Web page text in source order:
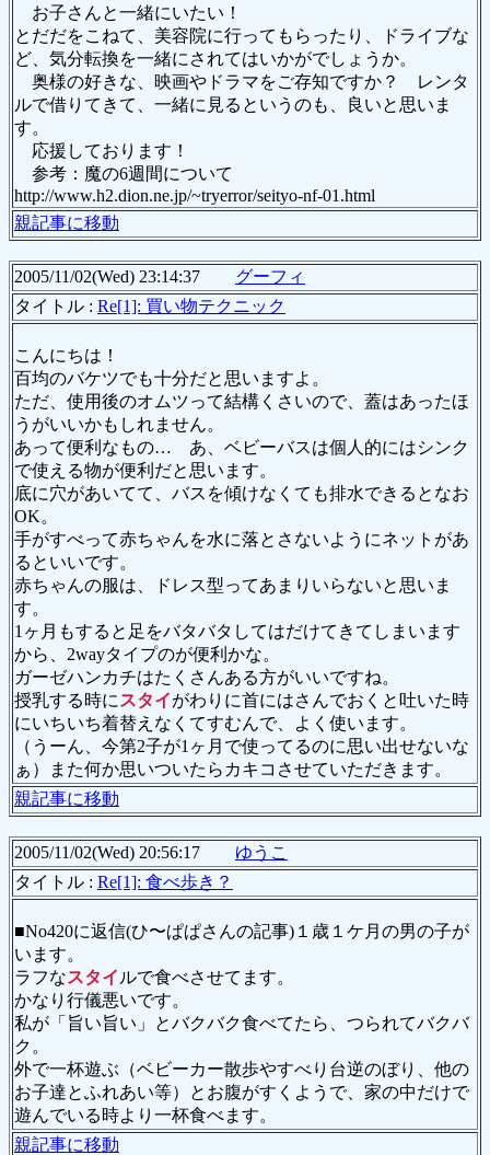
お子さんと一緒にいたい！
とだだをこねて、美容院に行ってもらったり、ドライブな
ど、気分転換を一緒にされてはいかがでしょうか。
奥様の好きな、映画やドラマをご存知ですか？ レンタ
ルで借りてきて、一緒に見るというのも、良いと思いま
す。
応援しております！
参考：魔の6週間について
http://www.h2.dion.ne.jp/~tryerror/seityo-nf-01.html
親記事に移動
2005/11/02(Wed) 23:14:37 グーフィ
タイトル : Re[1]: 買い物テクニック
こんにちは！
百均のバケツでも十分だと思いますよ。
ただ、使用後のオムツって結構くさいので、蓋はあったほ
うがいいかもしれません。
あって便利なもの… あ、ベビーバスは個人的にはシンク
で使える物が便利だと思います。
底に穴があいてて、バスを傾けなくても排水できるとなお
OK。
手がすべって赤ちゃんを水に落とさないようにネットがあ
るといいです。
赤ちゃんの服は、ドレス型ってあまりいらないと思いま
す。
1ヶ月もすると足をバタバタしてはだけてきてしまいます
から、2wayタイプのが便利かな。
ガーゼハンカチはたくさんある方がいいですね。
授乳する時に スタイがわりに首にはさんでおくと吐いた時
にいちいち着替えなくてすむんで、よく使います。
（うーん、今第2子が1ヶ月で使ってるのに思い出せないな
ぁ）また何か思いついたらカキコさせていただきます。
親記事に移動
2005/11/02(Wed) 20:56:17 ゆうこ
タイトル : Re[1]: 食べ歩き？
■No420に返信(ひ〜ぱぱさんの記事)１歳１ケ月の男の子が
います。
ラフなスタイ ルで食べさせてます。
かなり行儀悪いです。
私が「旨い旨い」とバクバク食べてたら、つられてバクバ
ク。
外で一杯遊ぶ（ベビーカー散歩やすべり台逆のぼり、他の
お子達とふれあい等）とお腹がすくようで、家の中だけで
遊んでいる時より一杯食べます。
親記事に移動